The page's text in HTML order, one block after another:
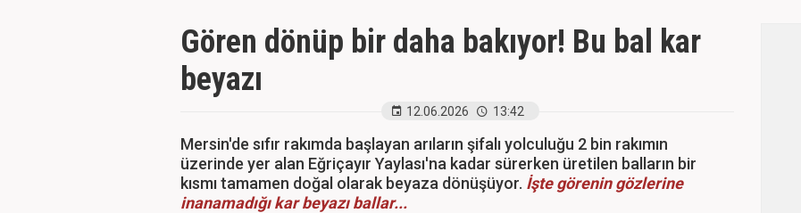
Gören dönüp bir daha bakıyor! Bu bal kar
beyazı
12.06.2026 13:42
Mersin'de sıfır rakımda başlayan arıların şifalı yolculuğu 2 bin rakımın
üzerinde yer alan Eğriçayır Yaylası'na kadar sürerken üretilen balların bir
kısmı tamamen doğal olarak beyaza dönüşüyor. İşte görenin gözlerine
inanamadığı kar beyazı ballar...